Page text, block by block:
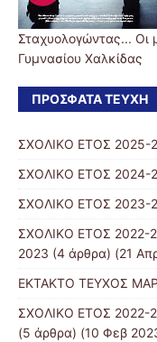
Σταχυολογώντας... Οι
Γυμνασίου Χαλκίδας
ΠΡΌΣΦΑΤΑ ΤΕΎΧΗ
ΣΧΟΛΙΚΟ ΕΤΟΣ 2025-
ΣΧΟΛΙΚΟ ΕΤΟΣ 2024-
ΣΧΟΛΙΚΟ ΕΤΟΣ 2023-
ΣΧΟΛΙΚΟ ΕΤΟΣ 2022-
2023 (4 άρθρα) (21
ΕΚΤΑΚΤΟ ΤΕΥΧΟΣ
ΣΧΟΛΙΚΟ ΕΤΟΣ 2022-
(5 άρθρα) (10 Φεβ